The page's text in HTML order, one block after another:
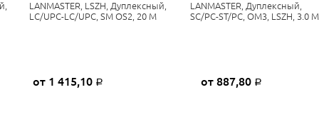
LANMASTER, LSZH, Дуплексный,
LC/UPC-LC/UPC, SM OS2, 20 М
от 1 415,10 Р
LANMASTER, Дуплексный,
SC/PC-ST/PC, OM3, LSZH, 3.0 М
от 887,80 Р